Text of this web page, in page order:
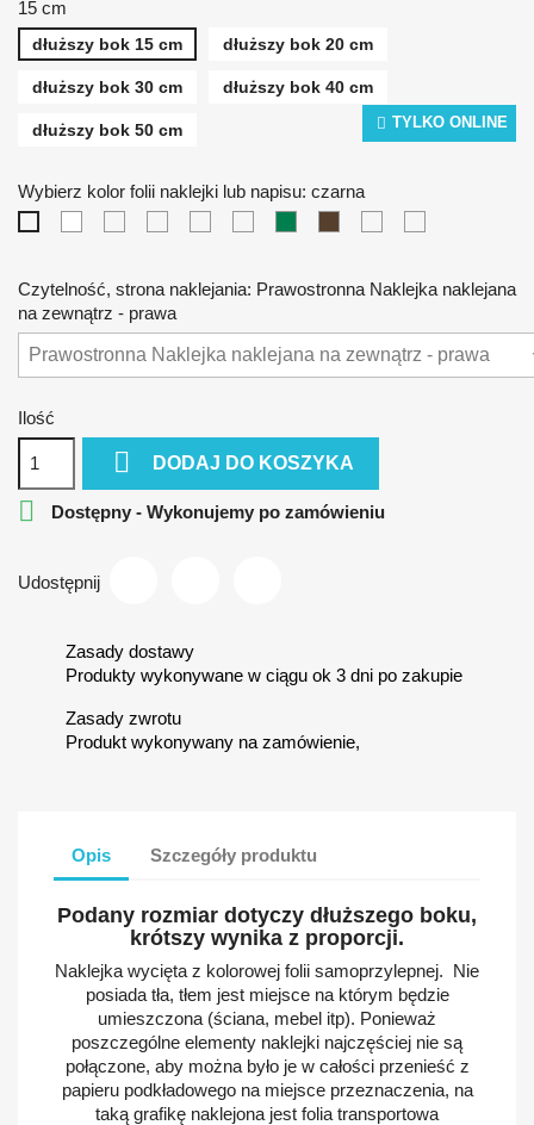
TYLKO ONLINE
15 cm
dłuższy bok 15 cm dłuższy bok 20 cm
dłuższy bok 30 cm dłuższy bok 40 cm
dłuższy bok 50 cm
Wybierz kolor folii naklejki lub napisu: czarna
Czytelność, strona naklejania: Prawostronna Naklejka naklejana
na zewnątrz - prawa
Ilość
 DODAJ DO KOSZYKA
 Dostępny - Wykonujemy po zamówieniu
Udostępnij
Zasady dostawy
Produkty wykonywane w ciągu ok 3 dni po zakupie
Zasady zwrotu
Produkt wykonywany na zamówienie,
Opis Szczegóły produktu
Podany rozmiar dotyczy dłuższego boku,
krótszy wynika z proporcji.
Naklejka wycięta z kolorowej folii samoprzylepnej. Nie
posiada tła, tłem jest miejsce na którym będzie
umieszczona (ściana, mebel itp). Ponieważ
poszczególne elementy naklejki najczęściej nie są
połączone, aby można było je w całości przenieść z
papieru podkładowego na miejsce przeznaczenia, na
taką grafikę naklejona jest folia transportowa